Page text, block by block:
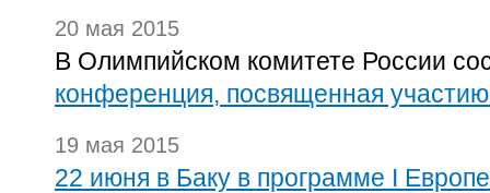
20 мая 2015
В Олимпийском комитете России
конференция, посвященная
19 мая 2015
22 июня в Баку в программе I